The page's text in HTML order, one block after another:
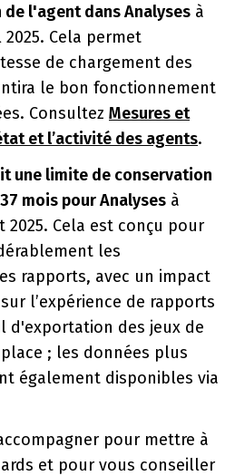
de l'agentdans Analyses à
Cela permet
de chargement des
le bon fonctionnement
Consultez Mesures et
et l’activité des agents.
une limite de conservation
mois pour Analyses à
Cela est conçu pour
les
rapports, avec un impact
l’expérience de rapports
d'exportation des jeux de
; les données plus
également disponibles via
pour mettre à
et pour vous conseiller